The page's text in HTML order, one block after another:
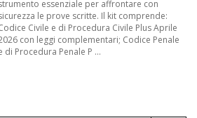
essenziale per affrontare con
le prove scritte. Il kit comprende:
Civile e di Procedura Civile Plus Aprile
con leggi complementari; Codice Penale
di Procedura Penale P ...